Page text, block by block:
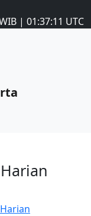
| 01:37:11 UTC